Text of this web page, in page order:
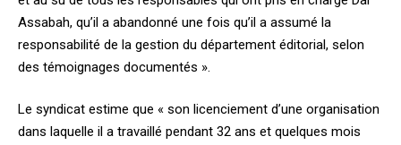
Assabah, qu’il a abandonné une fois qu’il a assumé la
responsabilité de la gestion du département éditorial, selon
des témoignages documentés ».
Le syndicat estime que « son licenciement d’une organisation
dans laquelle il a travaillé pendant 32 ans et quelques mois